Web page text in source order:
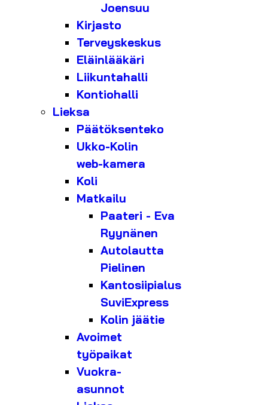
Joensuu
Kirjasto
Terveyskeskus
Eläinlääkäri
Liikuntahalli
Kontiohalli
Lieksa
Päätöksenteko
Ukko-Kolin
web-kamera
Koli
Matkailu
Paateri - Eva
Ryynänen
Autolautta
Pielinen
Kantosiipialus
SuviExpress
Kolin jäätie
Avoimet
työpaikat
Vuokra-
asunnot